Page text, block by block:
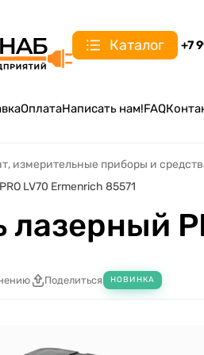
Каталог +7
ОплатаНаписать нам!FAQ
измерительные приборы и
LV70 Ermenrich 85571
лазерный
Поделиться НОВИНКА